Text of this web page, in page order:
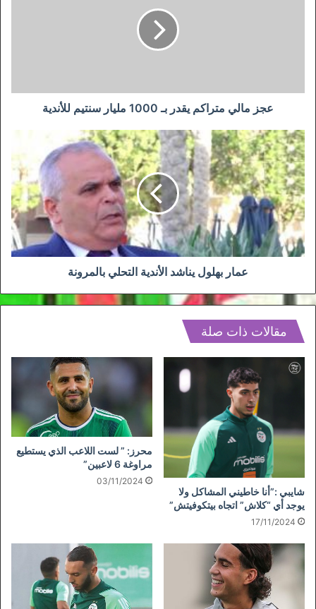
للأندية
عجز مالي متراكم يقدر بـ 1000 مليار سنتيم للأندية
عمار
بهلول
يناشد
الأندية
التحلي
بالمرونة
عمار بهلول يناشد الأندية التحلي بالمرونة
مقالات ذات صلة
شايبي :”أنا خاطيني المشاكل ولا
يوجد أي “كلاش” اتجاه بيتكوفيتش”
17/11/2024
محرز: ” لست اللاعب الذي يستطيع
مراوغة 6 لاعبين”
03/11/2024